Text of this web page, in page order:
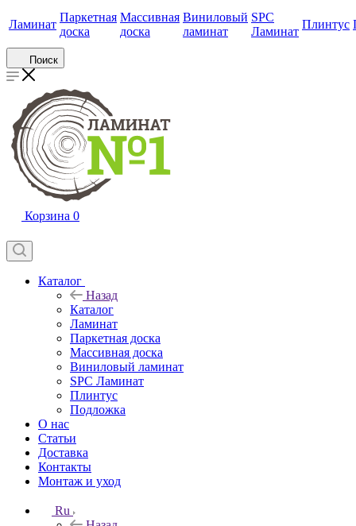
Ламинат
Паркетная
доска
Массивная
доска
Виниловый
ламинат
SPC
Ламинат
Плинтус
Поиск
Корзина 0
Каталог
Назад
Каталог
Ламинат
Паркетная доска
Массивная доска
Виниловый ламинат
SPC Ламинат
Плинтус
Подложка
О нас
Статьи
Доставка
Контакты
Монтаж и уход
Ru